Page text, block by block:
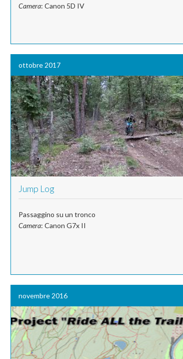
Camera: Canon 5D IV
ottobre 2017
Jump Log
Passaggino su un tronco
Camera: Canon G7x II
novembre 2016